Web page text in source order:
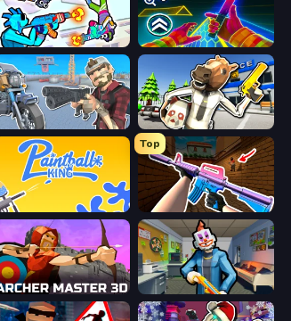
Gravity Arena Shooter Surf GO Parkour
Shoot and Drive Bank Robbery: Escape
Paintball King
Top
KS Z
Archer Master 3D: Castle Defense Save the Hostages